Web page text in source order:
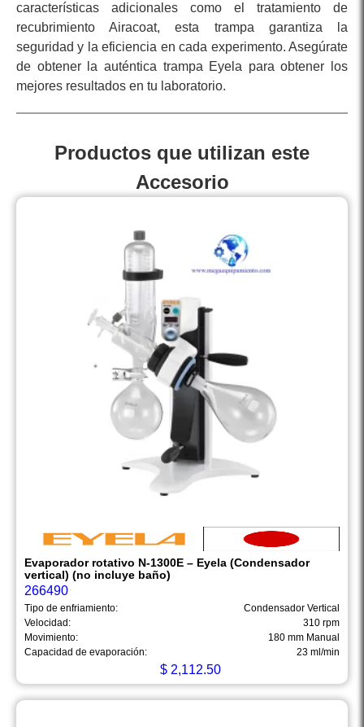
características adicionales como el tratamiento de
recubrimiento Airacoat, esta trampa garantiza la
seguridad y la eficiencia en cada experimento. Asegúrate
de obtener la auténtica trampa Eyela para obtener los
mejores resultados en tu laboratorio.
Productos que utilizan este
Accesorio
Evaporador rotativo N-1300E – Eyela (Condensador
vertical) (no incluye baño)
266490
Tipo de enfriamiento:
Condensador Vertical
Velocidad:
310 rpm
Movimiento:
180 mm Manual
Capacidad de evaporación:
23 ml/min
$2,112.50